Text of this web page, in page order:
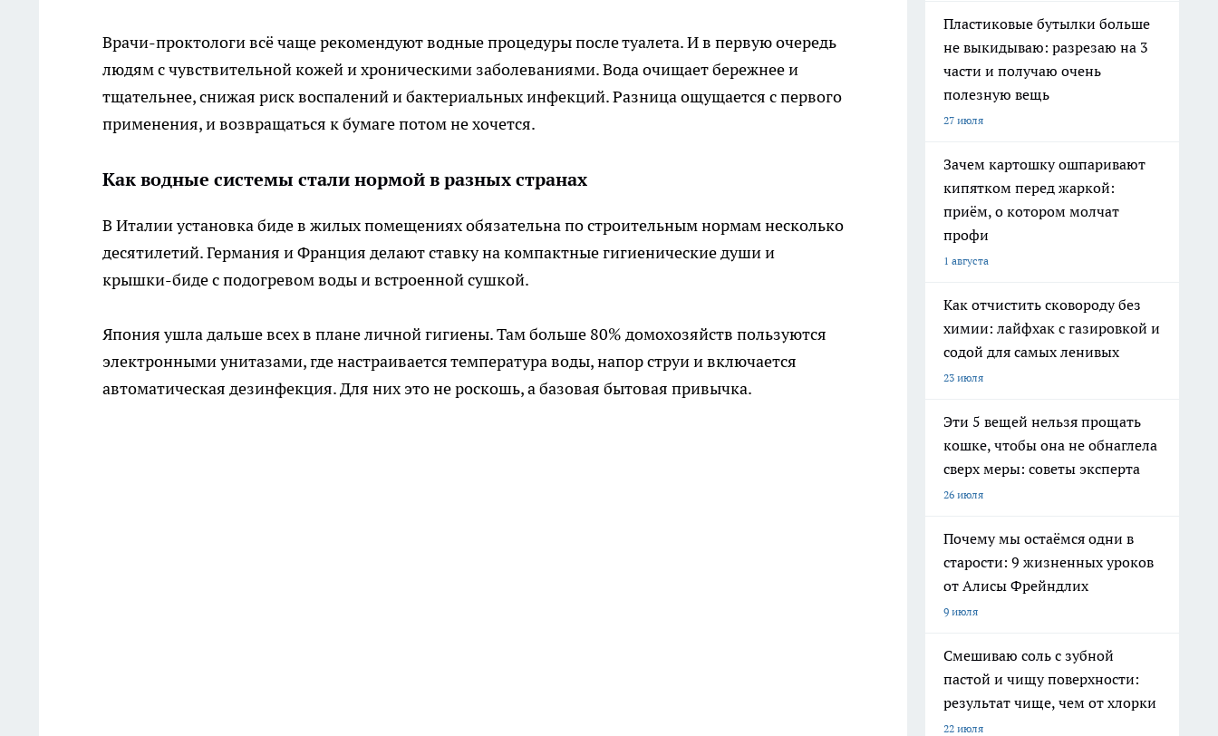
Врачи-проктологи всё чаще рекомендуют водные процедуры после туалета. И в первую очередь
людям с чувствительной кожей и хроническими заболеваниями. Вода очищает бережнее и
тщательнее, снижая риск воспалений и бактериальных инфекций. Разница ощущается с первого
применения, и возвращаться к бумаге потом не хочется.
Как водные системы стали нормой в разных странах
В Италии установка биде в жилых помещениях обязательна по строительным нормам несколько
десятилетий. Германия и Франция делают ставку на компактные гигиенические души и
крышки-биде с подогревом воды и встроенной сушкой.
Япония ушла дальше всех в плане личной гигиены. Там больше 80% домохозяйств пользуются
электронными унитазами, где настраивается температура воды, напор струи и включается
автоматическая дезинфекция. Для них это не роскошь, а базовая бытовая привычка.
Пластиковые бутылки больше
не выкидываю: разрезаю на 3
части и получаю очень
полезную вещь
27 июля
Зачем картошку ошпаривают
кипятком перед жаркой:
приём, о котором молчат
профи
1 августа
Как отчистить сковороду без
химии: лайфхак с газировкой и
содой для самых ленивых
23 июля
Эти 5 вещей нельзя прощать
кошке, чтобы она не обнаглела
сверх меры: советы эксперта
26 июля
Почему мы остаёмся одни в
старости: 9 жизненных уроков
от Алисы Фрейндлих
9 июля
Смешиваю соль с зубной
пастой и чищу поверхности:
результат чище, чем от хлорки
22 июля